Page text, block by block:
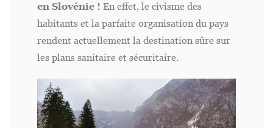
en Slovénie ! En effet, le civisme des
habitants et la parfaite organisation du pays
rendent actuellement la destination sûre sur
les plans sanitaire et sécuritaire.